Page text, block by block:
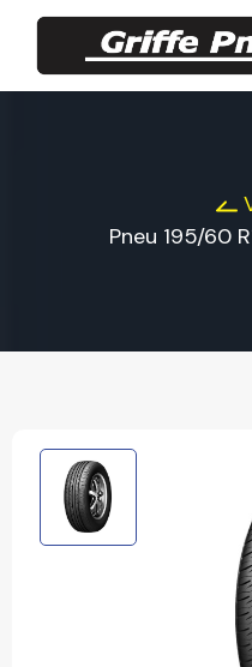
Pneu 195/60